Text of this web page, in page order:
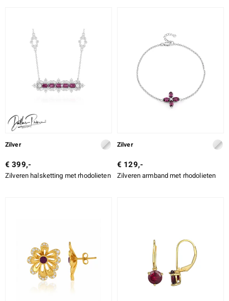
Zilver
€ 399,-
Zilveren halsketting met rhodolieten
Zilver
€ 129,-
Zilveren armband met rhodolieten